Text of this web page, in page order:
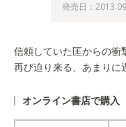
発売日：
信頼していた匡からの衝
再び迫り来る、あまりに
オンライン書店で購入